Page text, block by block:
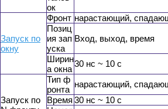
ок
Запуск по
окну
Фронт нарастающий,
Позиц
ия зап
уска
Вход, выход, время
Ширин
а окна
30 нс ~ 10 с
Запуск по
Тип ф
ронта
нарастающий,
Время 30 нс ~ 10 с